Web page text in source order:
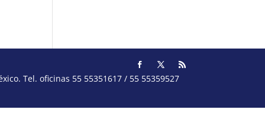
Tel. oficinas 55 55351617 / 55 55359527